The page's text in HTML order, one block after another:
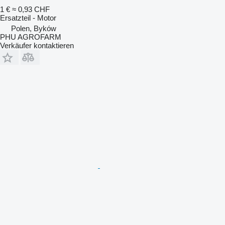
1 € ≈ 0,93 CHF
Ersatzteil - Motor
Polen, Byków
PHU AGROFARM
Verkäufer kontaktieren